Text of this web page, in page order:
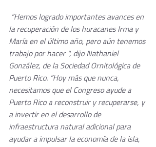
la recuperación de los huracanes Irma y
María en el último año, pero aún tenemos
trabajo por hacer ", dijo Nathaniel
González, de la Sociedad Ornitológica de
Puerto Rico. “Hoy más que nunca,
necesitamos que el Congreso ayude a
Puerto Rico a reconstruir y recuperarse, y
a invertir en el desarrollo de
infraestructura natural adicional para
ayudar a impulsar la economía de la isla,